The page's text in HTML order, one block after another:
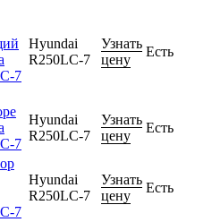
7
Hyundai
R250LC-7
Узнать
цену
Есть
7
Hyundai
R250LC-7
Узнать
цену
Есть
7
Hyundai
R250LC-7
Узнать
цену
Есть